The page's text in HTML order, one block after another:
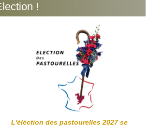
!
L'éléction des pastourelles 2027 se
précédent
suivante
suivant